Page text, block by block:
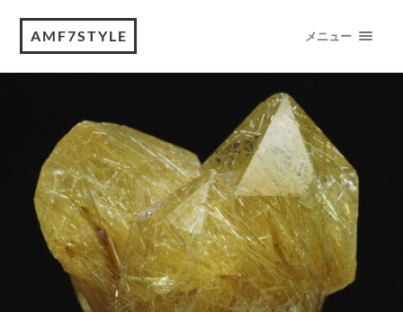
AMF7STYLE メニュー